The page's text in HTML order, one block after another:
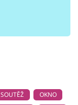
SOUTĚŽ
OKNO